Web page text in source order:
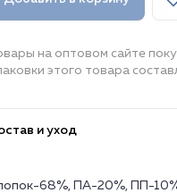
на оптовом сайте
этого товара
и уход
68%, ПА-20%, ПП-